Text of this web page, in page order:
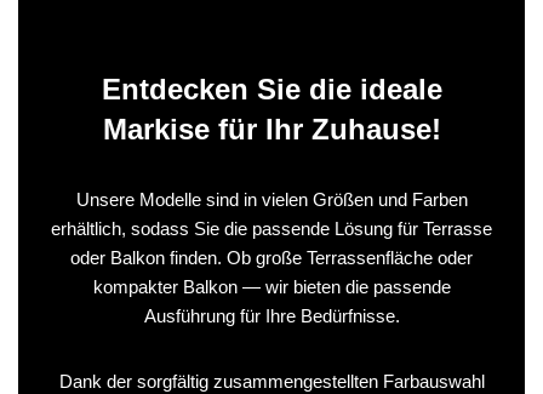
Entdecken Sie die ideale
Markise für Ihr Zuhause!
Unsere Modelle sind in vielen Größen und Farben
erhältlich, sodass Sie die passende Lösung für Terrasse
oder Balkon finden. Ob große Terrassenfläche oder
kompakter Balkon — wir bieten die passende
Ausführung für Ihre Bedürfnisse.
Dank der sorgfältig zusammengestellten Farbauswahl